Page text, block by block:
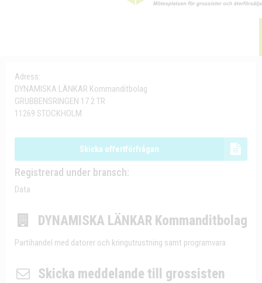
Adress:
DYNAMISKA LÄNKAR Kommanditbolag
GRUBBENSRINGEN 17 2 TR
11269 STOCKHOLM
Skicka offertförfrågan
Registrerad under bransch:
Data
DYNAMISKA LÄNKAR Kommanditbolag
Partihandel med datorer och kringutrustning samt programvara
Skicka meddelande till grossisten